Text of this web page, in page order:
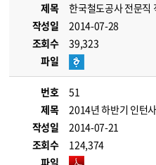
제목
한국철도공사 전문직
작성일
2014-07-28
조회수
39,323
파일
번호
51
제목
2014년 하반기 인턴
작성일
2014-07-21
조회수
124,374
파일